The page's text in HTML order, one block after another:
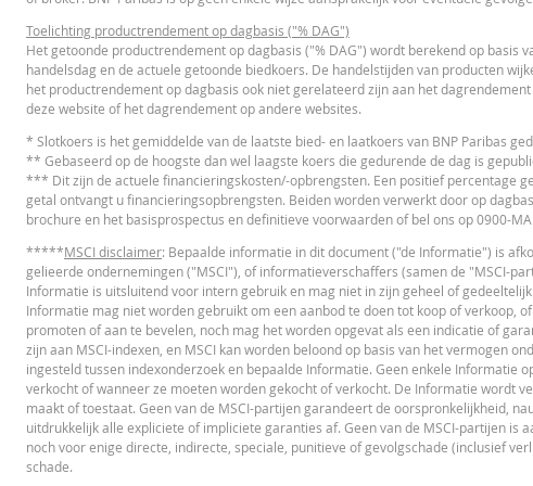
Waarde belegging (EUR)
Turbo (EUR)
Disclaimer
De koersen die getoond worden in de calculator zijn indicatief en geven geen
doorlopend kan veranderen. De rendementen van producten met een
laatprijzen (de spread), eventuele dividenden of dividendbelasting. De invloed
ontwikkelingen van waarden in de werkelijkheid.
In deze calculator wordt voor Turbo’s het stop loss-niveau dagelijks aangepast.
indien toepasselijk, bij het doorrollen van futures aangepast. De invloed van het
ontwikkelingen van waarden in de werkelijkheid.
BNP Paribas treedt niet op als uw juridisch of fiscaal adviseur, accountant of
door BNP Paribas uitgegeven producten of andere aanverwante transacties. U
betrouwbaar geachte informatie, wordt de juistheid of volledigheid hiervan niet
directe, indirecte, bijzondere, incidentele, immateriële of gevolgschade (met
koersgegevens zijn afkomstig van BNP Paribas en gelden strikt per de
aanbod tot het kopen of verkopen van effecten of andere financiële
reproduceren, te verspreiden of te kopiëren voor enig doel zonder
ESSENTIËLE BELEGGERSINFORMATIEDOCUMENTATIE
Essentiële
Beleggersinformatiedocument (NL)
PDF
FINANCIEEL OVERZICHT
Financial Information URL
Cost Report URL
Toelichting productrendement op dagbasis ("% DAG")
Het getoonde productrendement op dagbasis ("% DAG") wordt berekend op
handelsdag en de actuele getoonde biedkoers. De handelstijden van producten
het productrendement op dagbasis ook niet gerelateerd zijn aan het
deze website of het dagrendement op andere websites.
* Slotkoers is het gemiddelde van de laatste bied- en laatkoers van BNP Paribas
** Gebaseerd op de hoogste dan wel laagste koers die gedurende de dag is
*** Dit zijn de actuele financieringskosten/-opbrengsten. Een positief percentage
getal ontvangt u financieringsopbrengsten. Beiden worden verwerkt door op
brochure en het basisprospectus en definitieve voorwaarden of bel ons op 0900-
*****MSCI disclaimer: Bepaalde informatie in dit document ("de Informatie") is
gelieerde ondernemingen ("MSCI"), of informatieverschaffers (samen de "MSCI-
Informatie is uitsluitend voor intern gebruik en mag niet in zijn geheel of
Informatie mag niet worden gebruikt om een aanbod te doen tot koop of verkoop,
promoten of aan te bevelen, noch mag het worden opgevat als een indicatie of
zijn aan MSCI-indexen, en MSCI kan worden beloond op basis van het vermogen
ingesteld tussen indexonderzoek en bepaalde Informatie. Geen enkele Informatie
verkocht of wanneer ze moeten worden gekocht of verkocht. De Informatie wordt
maakt of toestaat. Geen van de MSCI-partijen garandeert de oorspronkelijkheid,
uitdrukkelijk alle expliciete of impliciete garanties af. Geen van de MSCI-partijen
noch voor enige directe, indirecte, speciale, punitieve of gevolgschade (inclusief
schade.